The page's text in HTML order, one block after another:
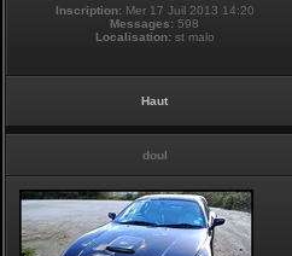
Inscription:Mer 17 Juil 2013 14:20
Messages: 598
Localisation:st malo
Haut
doul